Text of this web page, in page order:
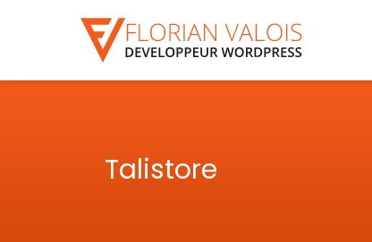
Talistore